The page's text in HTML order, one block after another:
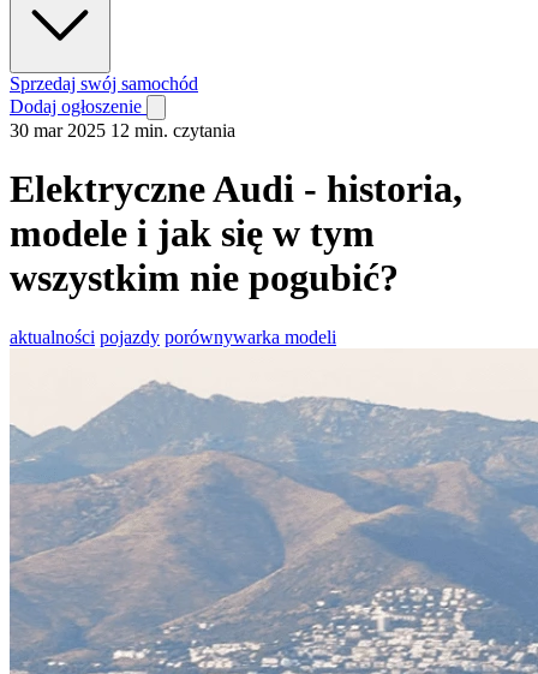
Sprzedaj swój samochód
Dodaj ogłoszenie
30 mar 2025 12 min. czytania
Elektryczne Audi - historia,
modele i jak się w tym
wszystkim nie pogubić?
aktualności pojazdy porównywarka modeli